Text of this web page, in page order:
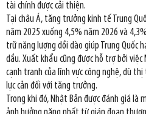
tài chính được cải thiện.
Tại châu Á, tăng trưởng kinh tế Trung
năm 2025 xuống 4,5% năm 2026 và
trữ năng lượng dồi dào giúp Trung Quốc
dầu. Xuất khẩu cũng được hỗ trợ bởi
cạnh tranh của lĩnh vực công nghệ, dù
lực cản đối với tăng trưởng.
Trong khi đó, Nhật Bản được đánh giá là